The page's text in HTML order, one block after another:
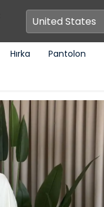
Hırka Pantolon